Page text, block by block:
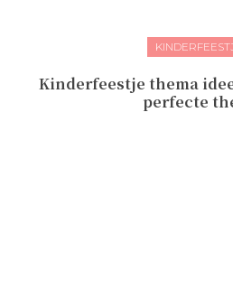
Kinderfeestje thema
perfecte